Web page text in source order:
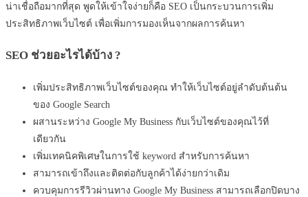
น่าเชื่อถือมากที่สุด พูดให้เข้าใจง่ายก็คือ SEO เป็นกระบวนการเพิ่ม
ประสิทธิภาพเว็บไซต์ เพื่อเพิ่มการมองเห็นจากผลการค้นหา
SEO ช่วยอะไรได้บ้าง ?
เพิ่มประสิทธิภาพเว็บไซต์ของคุณ ทำให้เว็บไซต์อยู่ลำดับต้นต้น
ของ Google Search
ผสานระหว่าง Google My Business กับเว็บไซต์ของคุณไว้ที่
เดียวกัน
เพิ่มเทคนิคพิเศษในการใช้ keyword สำหรับการค้นหา
สามารถเข้าถึงและติดต่อกับลูกค้าได้ง่ายกว่าเดิม
ควบคุมการรีวิวผ่านทาง Google My Business สามารถเลือกปิดบาง